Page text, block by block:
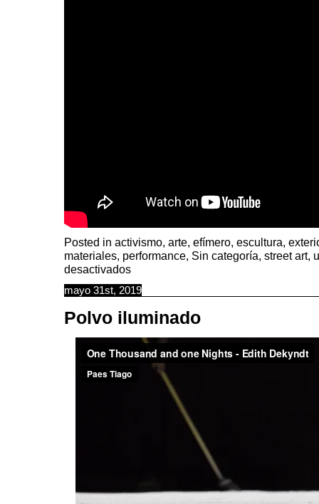
Posted in activismo, arte, efímero, escultura,
materiales, performance, Sin categoría, street art,
desactivadosPéndulos
callejeros
mayo 31st, 2019
Polvo iluminado